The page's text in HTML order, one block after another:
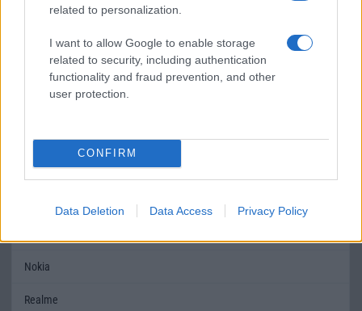
related to personalization.
I want to allow Google to enable storage
related to security, including authentication
functionality and fraud prevention, and other
user protection.
CONFIRM
Data Deletion Data Access Privacy Policy
1,26
MOBILTELEFON MÁRKÁK
Huawei
Nokia
Realme